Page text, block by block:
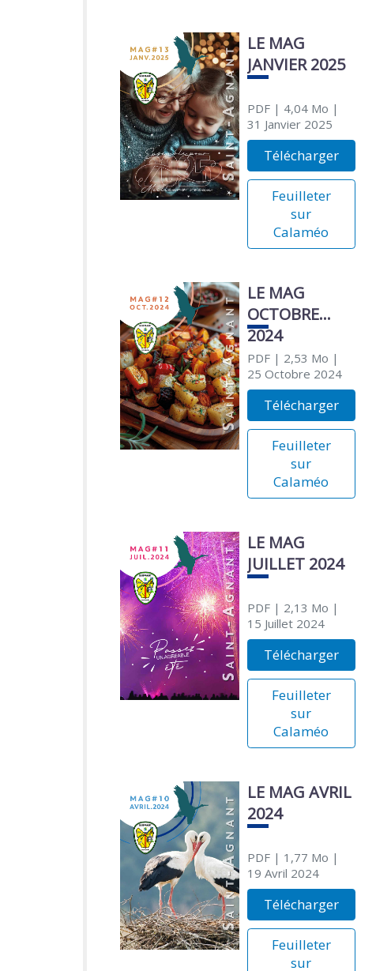
LE MAG
JANVIER 2025
PDF| 4,04 Mo |
31 Janvier 2025
Télécharger
Feuilleter
sur
Calaméo
LE MAG
OCTOBRE
2024
PDF| 2,53 Mo |
25 Octobre 2024
Télécharger
Feuilleter
sur
Calaméo
LE MAG
JUILLET 2024
PDF| 2,13 Mo |
15 Juillet 2024
Télécharger
Feuilleter
sur
Calaméo
LE MAG AVRIL
2024
PDF| 1,77 Mo |
19 Avril 2024
Télécharger
Feuilleter
sur